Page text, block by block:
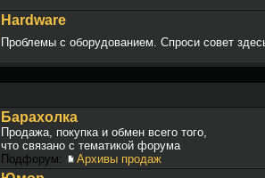
Hardware
Проблемы с оборудованием. Спроси совет
Барахолка
Продажа, покупка и обмен всего того,
что связано с тематикой форума
Подфорум:
Архивы продаж